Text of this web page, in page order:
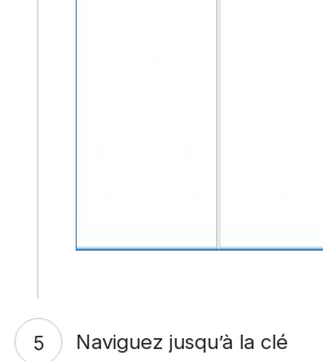
Naviguez jusqu’à la clé